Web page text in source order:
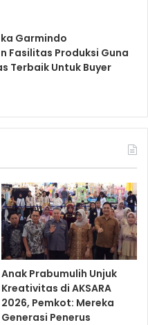
Garmindo
Fasilitas Produksi Guna
Terbaik Untuk Buyer
Anak Prabumulih Unjuk
Kreativitas di AKSARA
2026, Pemkot: Mereka
Generasi Penerus